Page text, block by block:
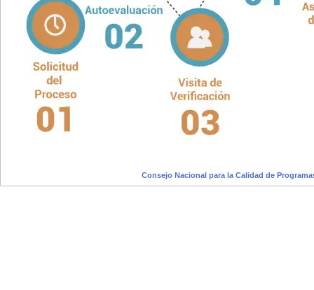
Consejo Nacional para la Calidad de